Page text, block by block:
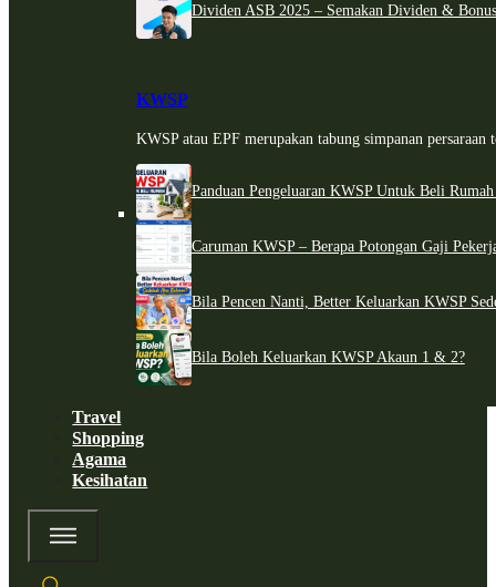
Dividen ASB 2025 – Semakan Dividen &
KWSP
KWSP atau EPF merupakan tabung simpanan persaraan
Panduan Pengeluaran KWSP Untuk Beli
Caruman KWSP – Berapa Potongan Gaji
Bila Pencen Nanti, Better Keluarkan KWSP
Bila Boleh Keluarkan KWSP Akaun 1 & 2?
Travel
Shopping
Agama
Kesihatan